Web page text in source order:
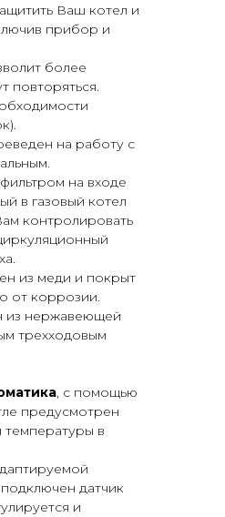
Ваш котел и
прибор и
более
повторяться.
на работу с
на входе
в газовый котел
контролировать
из меди и покрыт
от коррозии.
из нержавеющей
трехходовым
, с помощью
предусмотрен
в
датчик
и